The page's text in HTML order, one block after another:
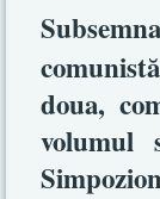
doua,
volumul